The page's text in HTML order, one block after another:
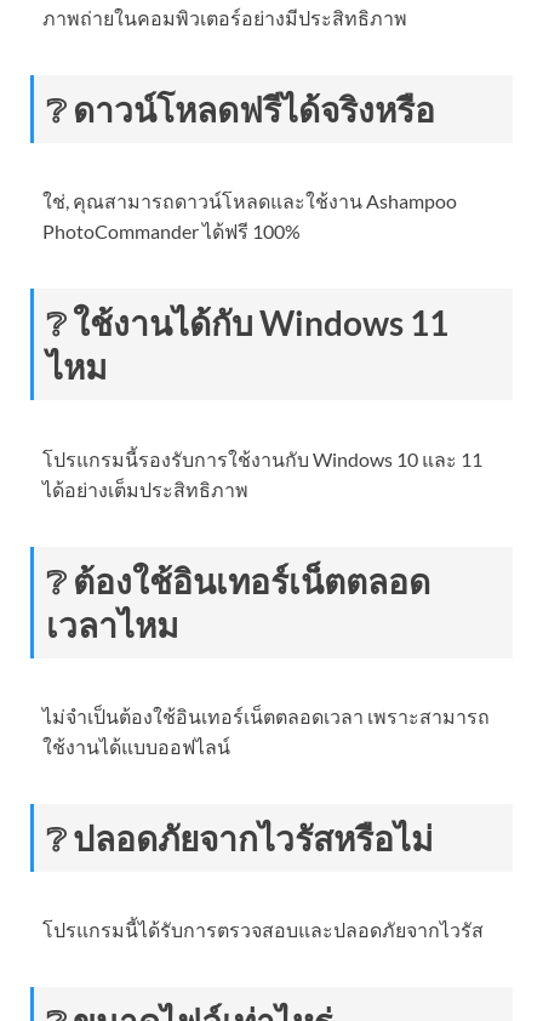
ภาพถ่ายในคอมพิวเตอร์อย่างมีประสิทธิภาพ
❔ ดาวน์โหลดฟรีได้จริงหรือ
ใช่, คุณสามารถดาวน์โหลดและใช้งาน Ashampoo
PhotoCommander ได้ฟรี 100%
❔ ใช้งานได้กับ Windows 11
ไหม
โปรแกรมนี้รองรับการใช้งานกับ Windows 10 และ 11
ได้อย่างเต็มประสิทธิภาพ
❔ ต้องใช้อินเทอร์เน็ตตลอด
เวลาไหม
ไม่จำเป็นต้องใช้อินเทอร์เน็ตตลอดเวลา เพราะสามารถ
ใช้งานได้แบบออฟไลน์
❔ ปลอดภัยจากไวรัสหรือไม่
โปรแกรมนี้ได้รับการตรวจสอบและปลอดภัยจากไวรัส